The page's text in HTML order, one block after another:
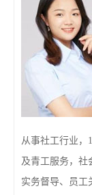
从事社工行业，
及青工服务，社
实务督导、员工